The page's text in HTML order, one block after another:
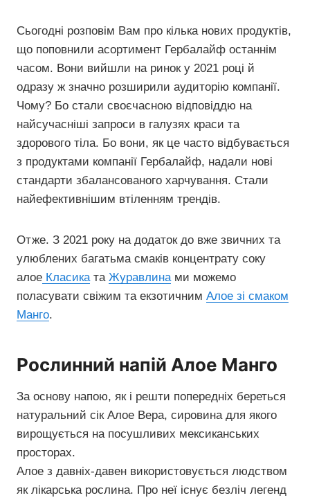
Сьогодні розповім Вам про кілька нових продуктів,
що поповнили асортимент Гербалайф останнім
часом. Вони вийшли на ринок у 2021 році й
одразу ж значно розширили аудиторію компанії.
Чому? Бо стали своєчасною відповіддю на
найсучасніші запроси в галузях краси та
здорового тіла. Бо вони, як це часто відбувається
з продуктами компанії Гербалайф, надали нові
стандарти збалансованого харчування. Стали
найефективнішим втіленням трендів.
Отже. З 2021 року на додаток до вже звичних та
улюблених багатьма смаків концентрату соку
алое Класика та Журавлина ми можемо
поласувати свіжим та екзотичним Алое зі смаком
Манго.
Рослинний напій Алое Манго
За основу напою, як і решти попередніх береться
натуральний сік Алое Вера, сировина для якого
вирощується на посушливих мексиканських
просторах.
Алое з давніх-давен використовується людством
як лікарська рослина. Про неї існує безліч легенд